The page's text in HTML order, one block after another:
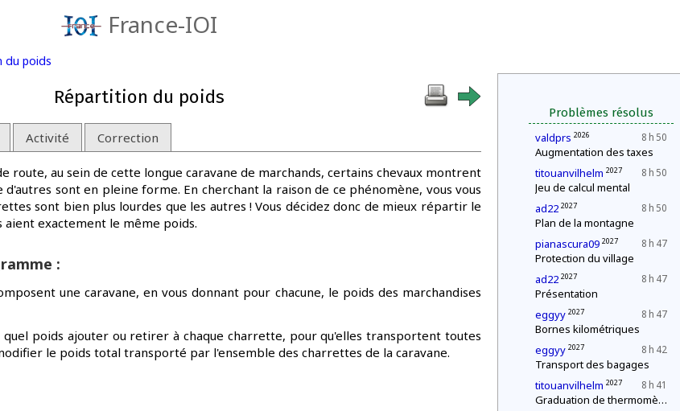
France-IOI
du poids
Problèmes résolus
8 h 50
valdprs 2026
Augmentation des taxes
8 h 50
titouanvilhelm 2027
Jeu de calcul mental
8 h 50
ad22 2027
Plan de la montagne
8 h 47
pianascura09 2027
Protection du village
8 h 47
ad22 2027
Présentation
8 h 47
eggyy 2027
Bornes kilométriques
8 h 42
eggyy 2027
Transport des bagages
8 h 41
titouanvilhelm 2027
Graduation de thermomètres
Répartition du poids
Activité Correction
route, au sein de cette longue caravane de marchands, certains chevaux montrent
sont en pleine forme. En cherchant la raison de ce phénomène, vous vous
sont bien plus lourdes que les autres ! Vous décidez donc de mieux répartir le
exactement le même poids.
:
une caravane, en vous donnant pour chacune, le poids des marchandises
poids ajouter ou retirer à chaque charrette, pour qu'elles transportent toutes
le poids total transporté par l'ensemble des charrettes de la caravane.